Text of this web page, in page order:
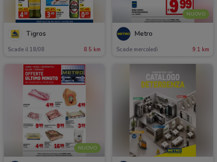
Tigros
Scade il 18/08 8.5 km
NUOVO
Metro
Scade mercoledì 9.1 km
NUOVO